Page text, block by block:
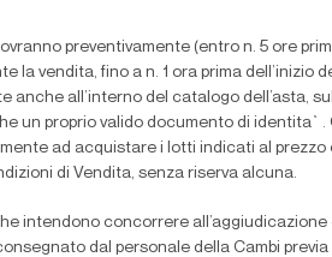
preventivamente (entro n. 5 ore
la vendita,fino a n. 1 ora prima dell’inizio
all’interno del catalogo dell’asta,
un proprio valido documento di
ad acquistare i lotti indicati al
di Vendita, senza riserva alcuna.
intendono concorrere
dal personale della Cambi